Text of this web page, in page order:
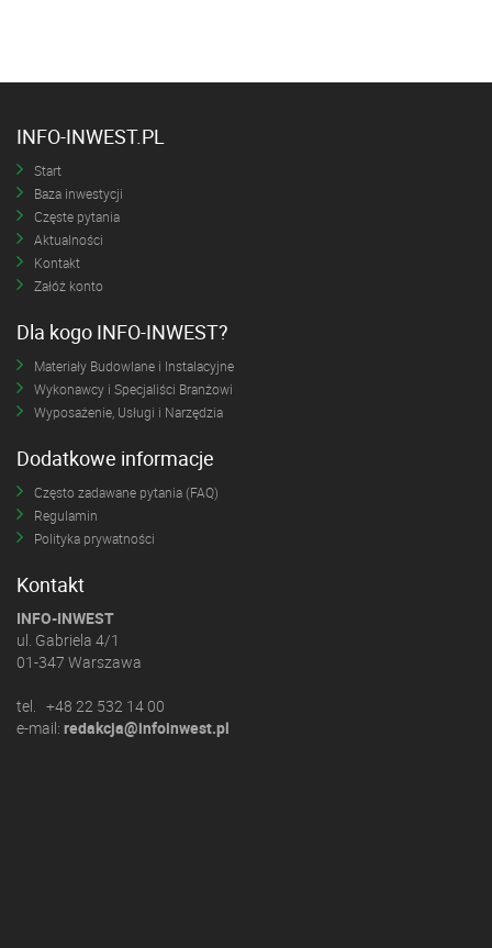
INFO-INWEST.PL
Start
Baza inwestycji
Częste pytania
Aktualności
Kontakt
Załóż konto
Dla kogo INFO-INWEST?
Materiały Budowlane i Instalacyjne
Wykonawcy i Specjaliści Branżowi
Wyposażenie, Usługi i Narzędzia
Dodatkowe informacje
Często zadawane pytania (FAQ)
Regulamin
Polityka prywatności
Kontakt
INFO-INWEST
ul. Gabriela 4/1
01-347 Warszawa
tel. +48 22 532 14 00
e-mail: redakcja@infoinwest.pl